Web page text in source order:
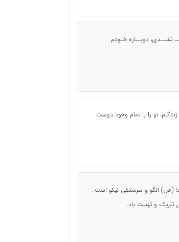
نشــدی، دوبــاره خـودم
تو را با تمام وجود دوست
(ص) الگو و سرمشقی نیکو است.